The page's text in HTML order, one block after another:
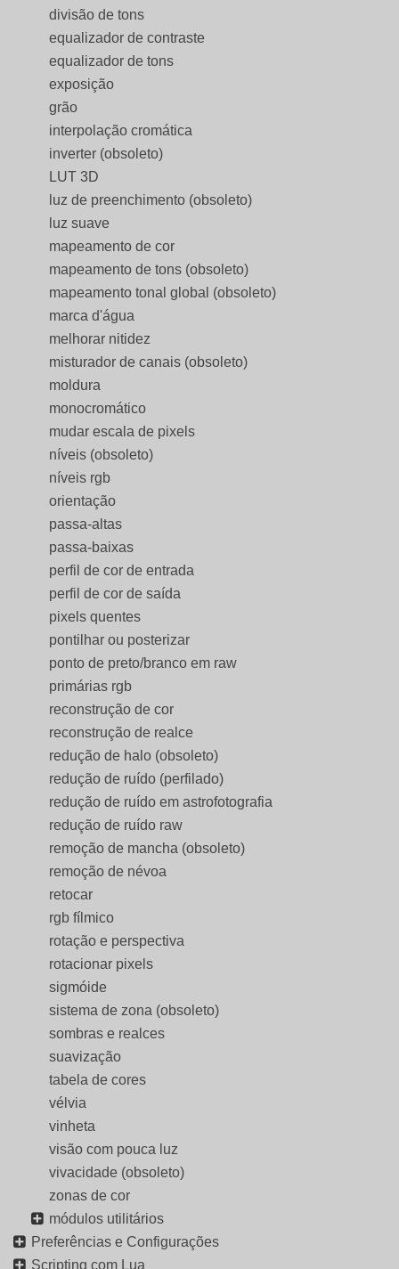
divisão de tons
equalizador de contraste
equalizador de tons
exposição
grão
interpolação cromática
inverter (obsoleto)
LUT 3D
luz de preenchimento (obsoleto)
luz suave
mapeamento de cor
mapeamento de tons (obsoleto)
mapeamento tonal global (obsoleto)
marca d'água
melhorar nitidez
misturador de canais (obsoleto)
moldura
monocromático
mudar escala de pixels
níveis (obsoleto)
níveis rgb
orientação
passa-altas
passa-baixas
perfil de cor de entrada
perfil de cor de saída
pixels quentes
pontilhar ou posterizar
ponto de preto/branco em raw
primárias rgb
reconstrução de cor
reconstrução de realce
redução de halo (obsoleto)
redução de ruído (perfilado)
redução de ruído em astrofotografia
redução de ruído raw
remoção de mancha (obsoleto)
remoção de névoa
retocar
rgb fílmico
rotação e perspectiva
rotacionar pixels
sigmóide
sistema de zona (obsoleto)
sombras e realces
suavização
tabela de cores
vélvia
vinheta
visão com pouca luz
vivacidade (obsoleto)
zonas de cor
módulos utilitários
Preferências e Configurações
Scripting com Lua